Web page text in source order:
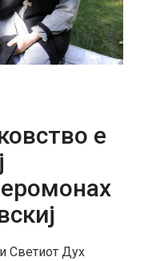
е
Светиот Дух